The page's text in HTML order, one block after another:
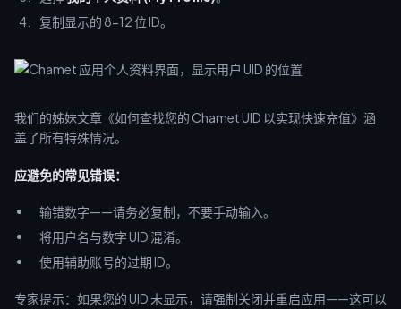
复制显示的 8-12 位 ID。
我们的姊妹文章《如何查找您的 Chamet UID 以实现快速充值》涵
盖了所有特殊情况。
应避免的常见错误：
输错数字——请务必复制，不要手动输入。
将用户名与数字 UID 混淆。
使用辅助账号的过期 ID。
专家提示：如果您的 UID 未显示，请强制关闭并重启应用——这可以